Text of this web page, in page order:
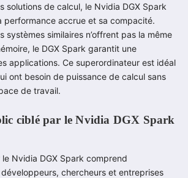
solutions de calcul, le Nvidia DGX Spark
performance accrue et sa compacité.
systèmes similaires n’offrent pas la même
le DGX Spark garantit une
applications. Ce superordinateur est idéal
ont besoin de puissance de calcul sans
de travail.
ciblé par le Nvidia DGX Spark
Nvidia DGX Spark comprend
chercheurs et entreprises